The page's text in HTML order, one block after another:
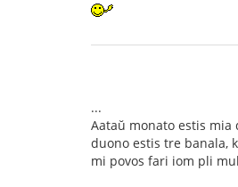
...
Aataŭ monato estis mia
duono estis tre banala,
mi povos fari iom pli